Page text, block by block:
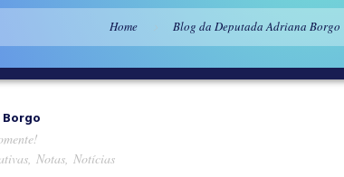
Home Blog da Deputada Adriana Borgo
, Notas, Notícias